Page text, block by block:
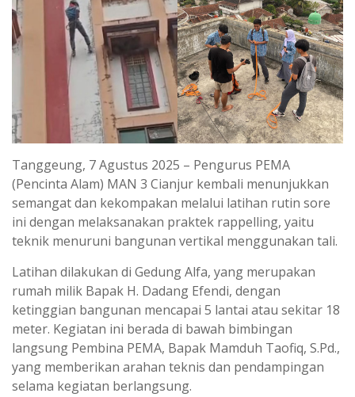
Tanggeung, 7 Agustus 2025 – Pengurus PEMA
(Pencinta Alam) MAN 3 Cianjur kembali menunjukkan
semangat dan kekompakan melalui latihan rutin sore
ini dengan melaksanakan praktek rappelling, yaitu
teknik menuruni bangunan vertikal menggunakan tali.
Latihan dilakukan di Gedung Alfa, yang merupakan
rumah milik Bapak H. Dadang Efendi, dengan
ketinggian bangunan mencapai 5 lantai atau sekitar 18
meter. Kegiatan ini berada di bawah bimbingan
langsung Pembina PEMA, Bapak Mamduh Taofiq, S.Pd.,
yang memberikan arahan teknis dan pendampingan
selama kegiatan berlangsung.